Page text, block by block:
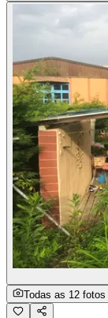
Todas as 12 fotos